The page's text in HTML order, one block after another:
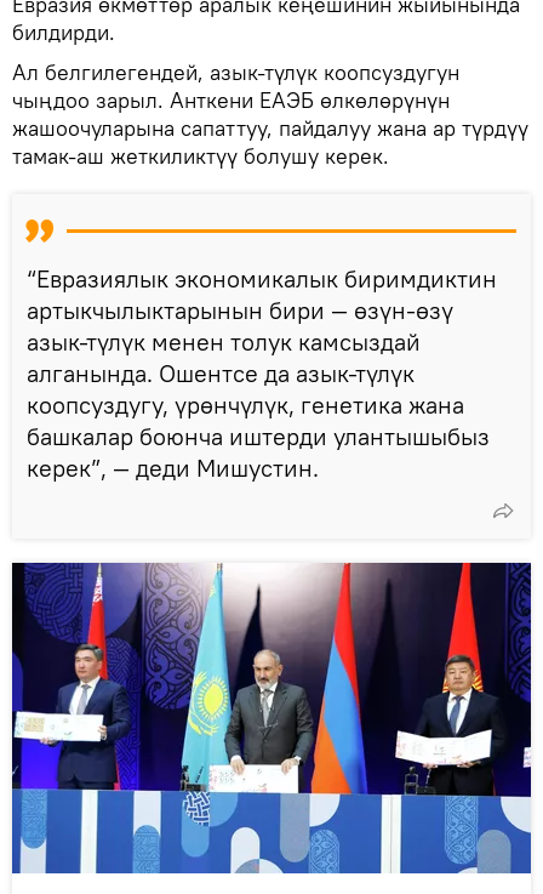
билдирди.
Ал белгилегендей, азык-түлүк коопсуздугун
чыңдоо зарыл. Анткени ЕАЭБ өлкөлөрүнүн
жашоочуларына сапаттуу, пайдалуу жана ар түрдүү
тамак-аш жеткиликтүү болушу керек.
“Евразиялык экономикалык биримдиктин
артыкчылыктарынын бири — өзүн-өзү
азык-түлүк менен толук камсыздай
алганында. Ошентсе да азык-түлүк
коопсуздугу, үрөнчүлүк, генетика жана
башкалар боюнча иштерди улантышыбыз
керек”, — деди Мишустин.